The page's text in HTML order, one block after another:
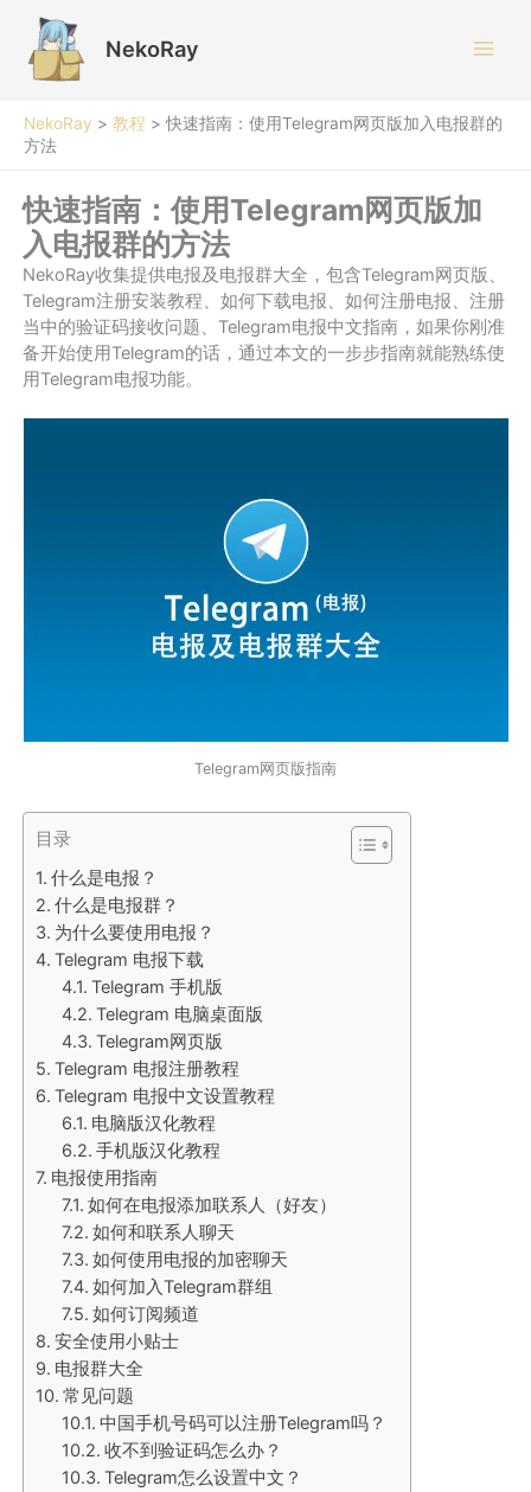
NekoRay
NekoRay > 教程 >快速指南：使用Telegram网页版加入电报群的
方法
快速指南：使用Telegram网页版加
入电报群的方法
NekoRay收集提供电报及电报群大全，包含Telegram网页版、
Telegram注册安装教程、如何下载电报、如何注册电报、注册
当中的验证码接收问题、Telegram电报中文指南，如果你刚准
备开始使用Telegram的话，通过本文的一步步指南就能熟练使
用Telegram电报功能。
Telegram网页版指南
目录
什么是电报？
什么是电报群？
为什么要使用电报？
Telegram 电报下载
Telegram 手机版
Telegram 电脑桌面版
Telegram网页版
Telegram 电报注册教程
Telegram 电报中文设置教程
电脑版汉化教程
手机版汉化教程
电报使用指南
如何在电报添加联系人（好友）
如何和联系人聊天
如何使用电报的加密聊天
如何加入Telegram群组
如何订阅频道
安全使用小贴士
电报群大全
常见问题
中国手机号码可以注册Telegram吗？
收不到验证码怎么办？
Telegram怎么设置中文？